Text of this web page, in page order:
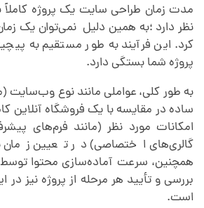
مدت زمان طراحی سایت یک پروژه کاملاً
نظر دارد ؛به همین دلیل نمی‌توان یک
کرد. این فرآیند به طور مستقیم به
پروژه شما بستگی دارد.
به طور کلی، عواملی مانند نوع
ساده در مقایسه با یک فروشگاه آنلاین
امکانات مورد نظر (مانند فرم‌های
گالری‌های اختصاصی) در تعیین
همچنین، سرعت آماده‌سازی محتوا توسط
بررسی و تأیید هر مرحله از پروژه نیز در
است.